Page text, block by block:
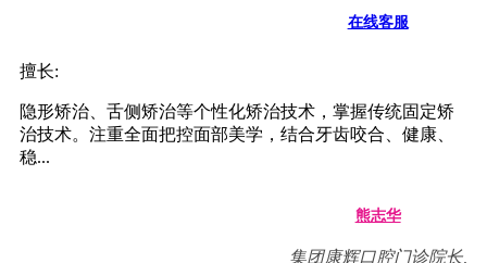
在线客服
擅长:
隐形矫治、舌侧矫治等个性化矫治技术，掌握传统固定矫
治技术。注重全面把控面部美学，结合牙齿咬合、健康、
稳...
熊志华
集团康辉口腔门诊院长,